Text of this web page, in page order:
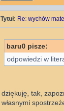
Tytuł: Re: wychów
baru0 pisze:
odpowiedzi w
dziękuję, tak,
własnymi